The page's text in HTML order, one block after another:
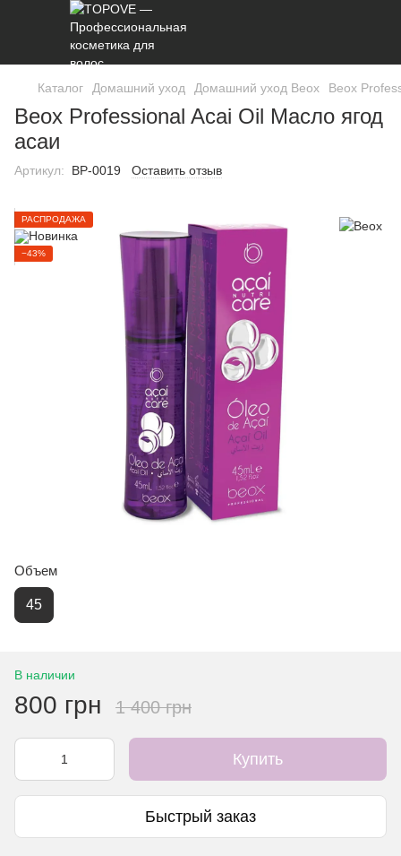
Каталог Домашний уход Домашний уход Beox Beox
Beox Professional Acai Oil Масло ягод
асаи
Артикул: BP-0019 Оставить отзыв
РАСПРОДАЖА
−43%
Объем
45
В наличии
800 грн 1 400 грн
Купить
Быстрый заказ